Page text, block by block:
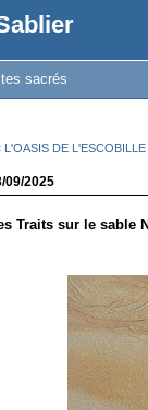
sacrés
L'OASIS DE L'ESCOBILLE
09/2025
Traits sur le sable